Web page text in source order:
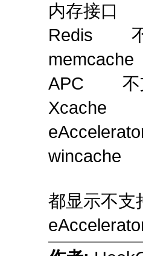
内存接
Redis
APC
都显示不支